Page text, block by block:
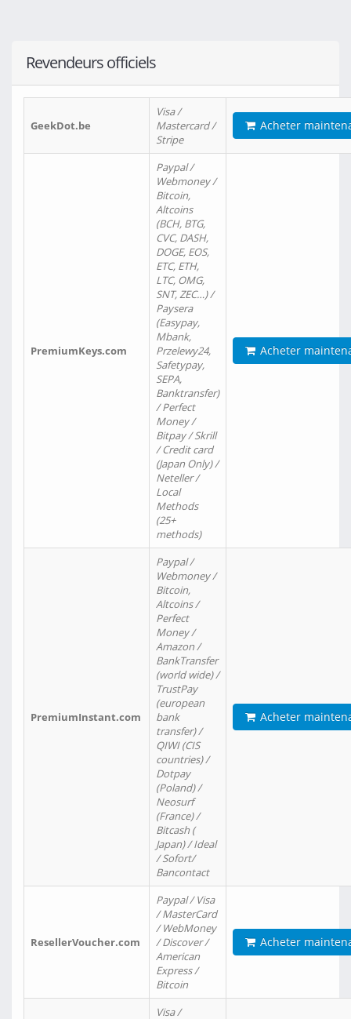
Revendeurs officiels
GeekDot.be
Visa /
Mastercard /
Stripe
Acheter
PremiumKeys.com
Paypal /
Webmoney /
Bitcoin,
Altcoins
(BCH, BTG,
CVC, DASH,
DOGE, EOS,
ETC, ETH,
LTC, OMG,
SNT, ZEC…) /
Paysera
(Easypay,
Mbank,
Przelewy24,
Safetypay,
SEPA,
Banktransfer)
/ Perfect
Money /
Bitpay / Skrill
/ Credit card
(Japan Only) /
Neteller /
Local
Methods
(25+
methods)
Acheter
PremiumInstant.com
Paypal /
Webmoney /
Bitcoin,
Altcoins /
Perfect
Money /
Amazon /
BankTransfer
(world wide) /
TrustPay
(european
bank
transfer) /
QIWI (CIS
countries) /
Dotpay
(Poland) /
Neosurf
(France) /
Bitcash (
Japan) / Ideal
/ Sofort/
Bancontact
Acheter
ResellerVoucher.com
Paypal / Visa
/ MasterCard
/ WebMoney
/ Discover /
American
Express /
Bitcoin
Acheter
Visa /